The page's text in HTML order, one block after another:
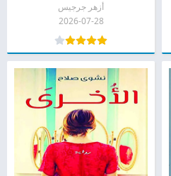
أزهر جرجيس
2026-07-28